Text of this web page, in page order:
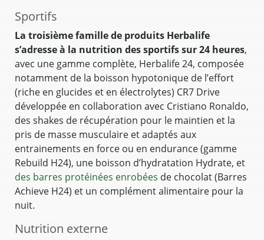
Sportifs
La troisième famille de produits Herbalife
s’adresse à la nutrition des sportifs sur 24 heures,
avec une gamme complète, Herbalife 24, composée
notamment de la boisson hypotonique de l’effort
(riche en glucides et en électrolytes) CR7 Drive
développée en collaboration avec Cristiano Ronaldo,
des shakes de récupération pour le maintien et la
pris de masse musculaire et adaptés aux
entrainements en force ou en endurance (gamme
Rebuild H24), une boisson d’hydratation Hydrate, et
des barres protéinées enrobées de chocolat (Barres
Achieve H24) et un complément alimentaire pour la
nuit.
Nutrition externe